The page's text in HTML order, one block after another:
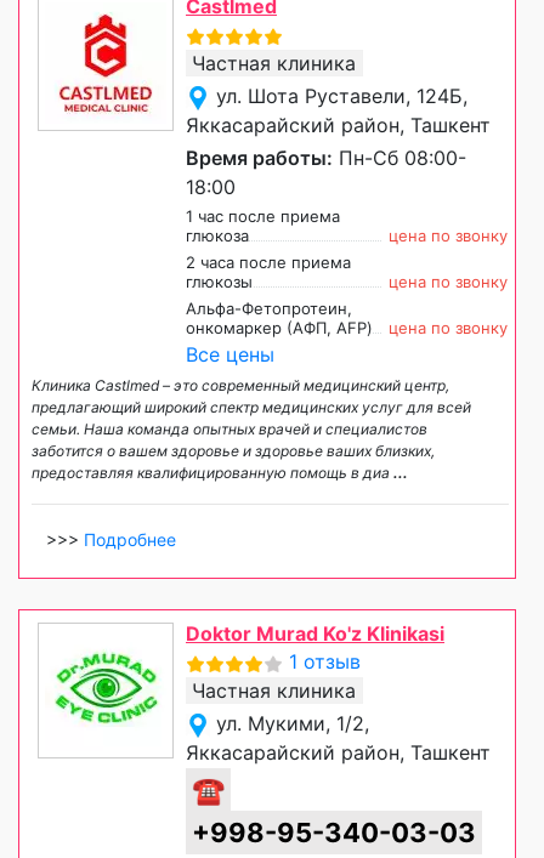
Castlmed
Частная клиника
ул. Шота Руставели, 124Б,
Яккасарайский район, Ташкент
Время работы: Пн-Сб 08:00-
18:00
1 час после приема
глюкоза
цена по звонку
2 часа после приема
глюкозы
цена по звонку
Альфа-Фетопротеин,
онкомаркер (АФП, AFP)
цена по звонку
Все цены
Клиника Castlmed – это современный медицинский центр,
предлагающий широкий спектр медицинских услуг для всей
семьи. Наша команда опытных врачей и специалистов
заботится о вашем здоровье и здоровье ваших близких,
предоставляя квалифицированную помощь в диа ...
>>> Подробнее
Doktor Murad Ko'z Klinikasi
1 отзыв
Частная клиника
ул. Мукими, 1/2,
Яккасарайский район, Ташкент
☎
+998-95-340-03-03